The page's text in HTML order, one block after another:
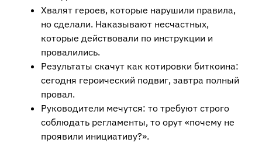
Хвалят героев, которые нарушили правила,
но сделали. Наказывают несчастных,
которые действовали по инструкции и
провалились.
Результаты скачут как котировки биткоина:
сегодня героический подвиг, завтра полный
провал.
Руководители мечутся: то требуют строго
соблюдать регламенты, то орут «почему не
проявили инициативу?».